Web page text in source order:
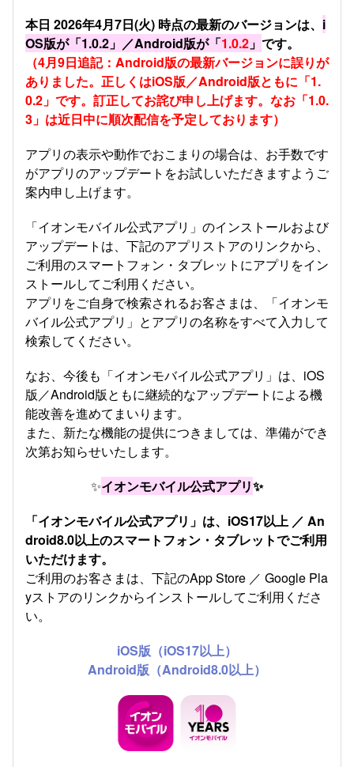
本日 2026年4月7日(火) 時点の最新のバージョンは、 i
OS版が「1.0.2」／Android版が「1.0.2 」 です。
（4月9日追記：Android版の最新バージョンに誤りが
ありました。正しくはiOS版／Android版ともに「1.
0.2」です。訂正してお詫び申し上げます。なお「1.0.
3」は近日中に順次配信を予定しております）
アプリの表示や動作でおこまりの場合は、お手数です
がアプリのアップデートをお試しいただきますようご
案内申し上げます。
「イオンモバイル公式アプリ」のインストールおよび
アップデートは、下記のアプリストアのリンクから、
ご利用のスマートフォン・タブレットにアプリをイン
ストールしてご利用ください。
アプリをご自身で検索されるお客さまは、「イオンモ
バイル公式アプリ」とアプリの名称をすべて入力して
検索してください。​
なお、今後も「イオンモバイル公式アプリ」は、iOS
版／Android版ともに継続的なアップデートによる機
能改善を進めてまいります。
また、新たな機能の提供につきましては、準備ができ
次第お知らせいたします。
✨イオンモバイル公式アプリ✨
「イオンモバイル公式アプリ」は、iOS17以上 ／ An
droid8.0以上のスマートフォン・タブレットでご利用
いただけます。
ご利用のお客さまは、下記のApp Store ／ Google Pla
yストアのリンクからインストールしてご利用くださ
い。
iOS版（iOS17以上）
Android版（Android8.0以上）